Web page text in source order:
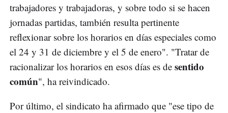
trabajadores y trabajadoras, y sobre todo si se hacen
jornadas partidas, también resulta pertinente
reflexionar sobre los horarios en días especiales como
el 24 y 31 de diciembre y el 5 de enero". "Tratar de
racionalizar los horarios en esos días es de sentido
común", ha reivindicado.
Por último, el sindicato ha afirmado que "ese tipo de